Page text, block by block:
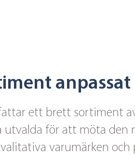
ett brett sortiment
utvalda för att möta den
varumärken